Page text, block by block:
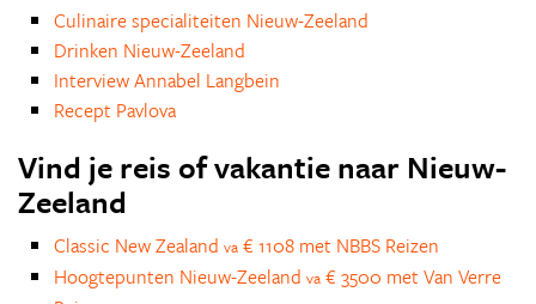
Culinaire specialiteiten Nieuw-Zeeland
Drinken Nieuw-Zeeland
Interview Annabel Langbein
Recept Pavlova
Vind je reis of vakantie naar Nieuw-
Zeeland
Classic New Zealand va € 1108 met NBBS Reizen
Hoogtepunten Nieuw-Zeeland va € 3500 met Van Verre